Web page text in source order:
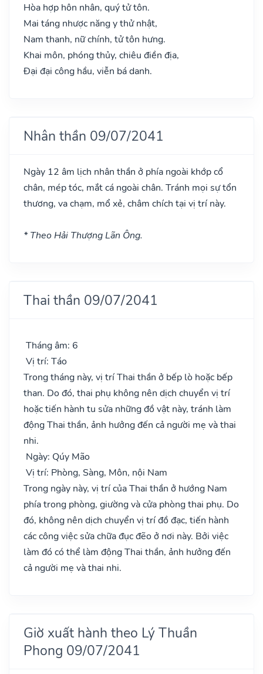
Hòa hợp hôn nhân, quý tử tôn.
Mai táng nhược năng y thử nhật,
Nam thanh, nữ chính, tử tôn hưng.
Khai môn, phóng thủy, chiêu điền địa,
Đại đại công hầu, viễn bá danh.
Nhân thần 09/07/2041
Ngày 12 âm lịch nhân thần ở phía ngoài khớp cổ
chân, mép tóc, mắt cá ngoài chân. Tránh mọi sự tổn
thương, va chạm, mổ xẻ, châm chích tại vị trí này.
* Theo Hải Thượng Lãn Ông.
Thai thần 09/07/2041
Tháng âm: 6
Vị trí: Táo
Trong tháng này, vị trí Thai thần ở bếp lò hoặc bếp
than. Do đó, thai phụ không nên dịch chuyển vị trí
hoặc tiến hành tu sửa những đồ vật này, tránh làm
động Thai thần, ảnh hưởng đến cả người mẹ và thai
nhi.
Ngày: Qúy Mão
Vị trí: Phòng, Sàng, Môn, nội Nam
Trong ngày này, vị trí của Thai thần ở hướng Nam
phía trong phòng, giường và cửa phòng thai phụ. Do
đó, không nên dịch chuyển vị trí đồ đạc, tiến hành
các công việc sửa chữa đục đẽo ở nơi này. Bởi việc
làm đó có thể làm động Thai thần, ảnh hưởng đến
cả người mẹ và thai nhi.
Giờ xuất hành theo Lý Thuần
Phong 09/07/2041